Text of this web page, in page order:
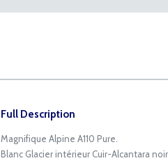
Full Description
Magnifique Alpine A110 Pure.
Blanc Glacier intérieur Cuir-Alcantara noir.